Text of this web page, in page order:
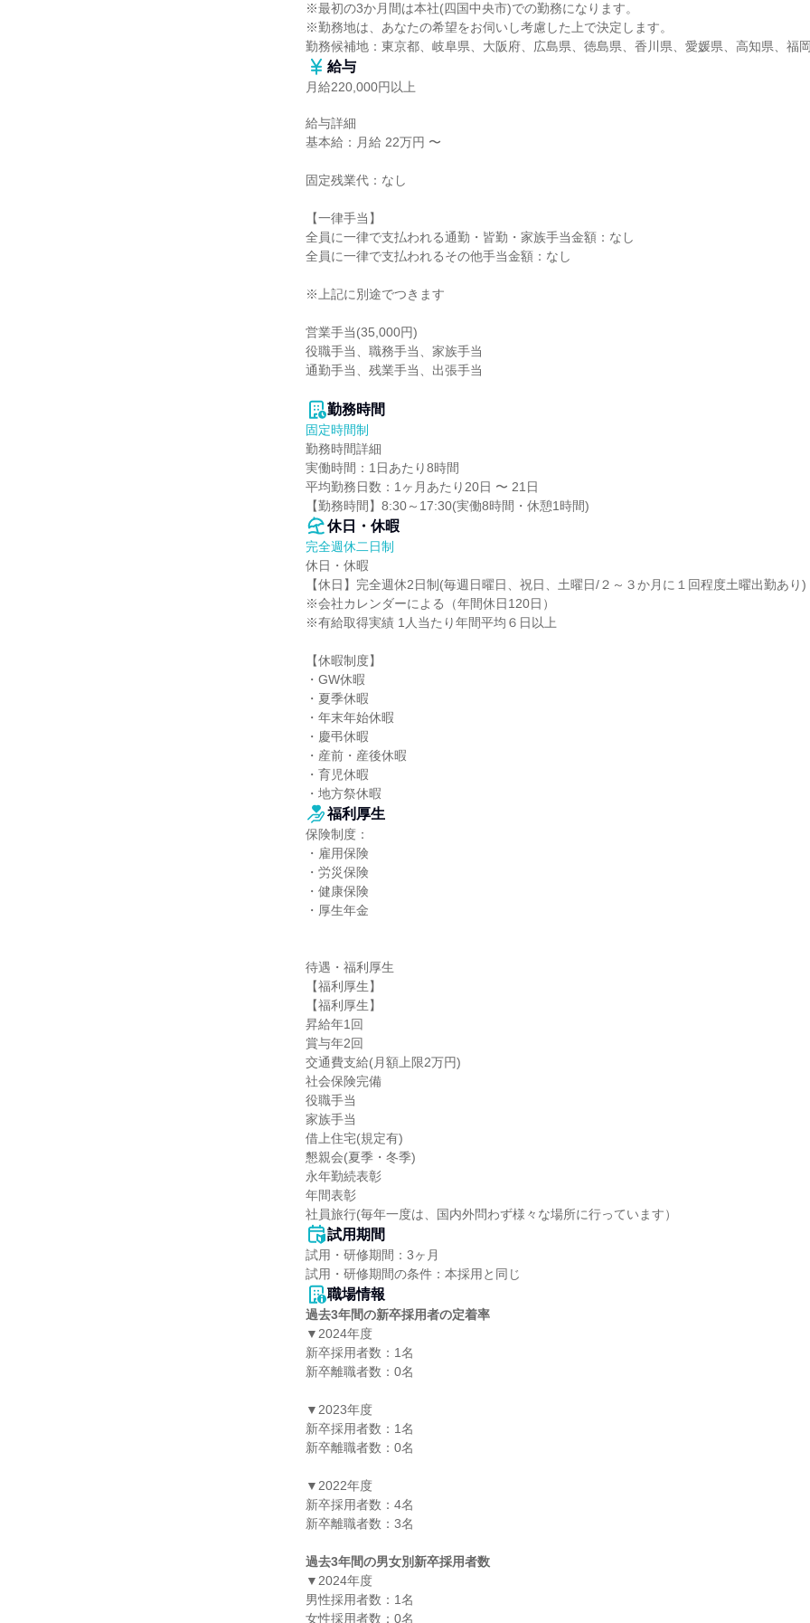
※最初の3か月間は本社(四国中央市)での勤務になります。
※勤務地は、あなたの希望をお伺いし考慮した上で決定します。
勤務候補地：東京都、岐阜県、大阪府、広島県、徳島県、香川県、愛媛県、高知県、福
給与
月給220,000円以上
給与詳細
基本給：月給 22万円 〜
固定残業代：なし
【一律手当】
全員に一律で支払われる通勤・皆勤・家族手当金額：なし
全員に一律で支払われるその他手当金額：なし
※上記に別途でつきます
営業手当(35,000円)
役職手当、職務手当、家族手当
通勤手当、残業手当、出張手当
勤務時間
固定時間制
勤務時間詳細
実働時間：1日あたり8時間
平均勤務日数：1ヶ月あたり20日 〜 21日
【勤務時間】8:30～17:30(実働8時間・休憩1時間)
休日・休暇
完全週休二日制
休日・休暇
【休日】完全週休2日制(毎週日曜日、祝日、土曜日/２～３か月に１回程度土曜出勤あり)
※会社カレンダーによる（年間休日120日）
※有給取得実績 1人当たり年間平均６日以上
【休暇制度】
・GW休暇
・夏季休暇
・年末年始休暇
・慶弔休暇
・産前・産後休暇
・育児休暇
・地方祭休暇
福利厚生
保険制度：
・雇用保険
・労災保険
・健康保険
・厚生年金
待遇・福利厚生
【福利厚生】
【福利厚生】
昇給年1回
賞与年2回
交通費支給(月額上限2万円)
社会保険完備
役職手当
家族手当
借上住宅(規定有)
懇親会(夏季・冬季)
永年勤続表彰
年間表彰
社員旅行(毎年一度は、国内外問わず様々な場所に行っています）
試用期間
試用・研修期間：3ヶ月
職場情報
過去3年間の新卒採用者の定着率
▼2024年度
新卒採用者数：1名
新卒離職者数：0名
▼2023年度
新卒採用者数：1名
新卒離職者数：0名
▼2022年度
新卒採用者数：4名
新卒離職者数：3名
過去3年間の男女別新卒採用者数
▼2024年度
男性採用者数：1名
女性採用者数：0名